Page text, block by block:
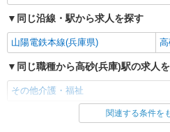
同じ沿線・駅から求人を探す
山陽電鉄本線(兵庫県)
同じ職種から高砂(兵庫)駅の求人
その他介護・福祉
同じ雇用形態から高砂(兵庫)駅の
関連する条件を